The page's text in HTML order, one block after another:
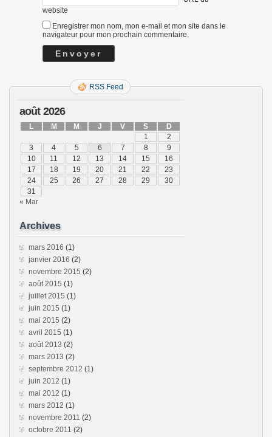
website
Enregistrer mon nom, mon e-mail et mon site dans le
navigateur pour mon prochain commentaire.
RSS Feed
août 2026
L M M J V S
D
1
2
3
4 5 6 7 8
9
10
11 12 13 14 15
16
17
18 19 20 21 22
23
24
25 26 27 28 29
30
31
« Mar
Archives
mars 2016 (1)
janvier 2016 (2)
novembre 2015 (2)
août 2015 (1)
juillet 2015 (1)
juin 2015 (1)
mai 2015 (2)
avril 2015 (1)
août 2013 (2)
mars 2013 (2)
septembre 2012 (1)
juin 2012 (1)
mai 2012 (1)
mars 2012 (1)
novembre 2011 (2)
octobre 2011 (2)